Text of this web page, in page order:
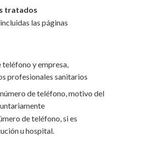
tratados
las páginas
y empresa,
profesionales sanitarios
de teléfono, motivo del
de teléfono, si es
u hospital.